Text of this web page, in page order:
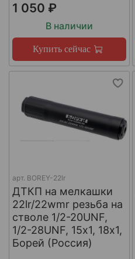
1 050 ₽
В наличии
Купить сейчас
арт. BOREY-22lr
ДТКП на мелкашки
22lr/22wmr резьба на
стволе 1/2-20UNF,
1/2-28UNF, 15х1, 18х1,
Борей (Россия)